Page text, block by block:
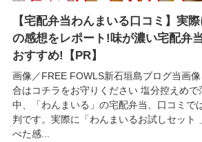
【宅配弁当わんまいる口コミ】実
の感想をレポート!味が濃い宅配弁
おすすめ!【PR】
画像／FREE FOWLS新石垣島ブログ当画
合はコチラをお守りください 塩分控えめ
中、「わんまいる」の宅配弁当、口コミで
判です。実際に「わんまいるお試しセット
べた感...